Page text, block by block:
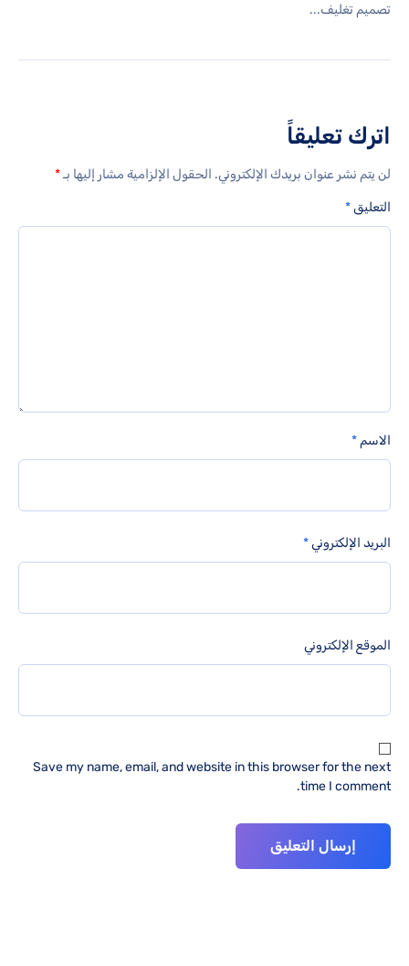
تصميم تغليف...
اترك تعليقاً
لن يتم نشر عنوان بريدك الإلكتروني. الحقول الإلزامية مشار إليها بـ*
التعليق*
الاسم *
البريد الإلكتروني*
الموقع الإلكتروني
Save my name, email, and website in this browser for the next
time I comment.